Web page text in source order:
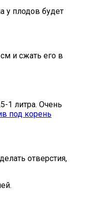
у плодов будет
и сжать его в
1 литра. Очень
отверстия,